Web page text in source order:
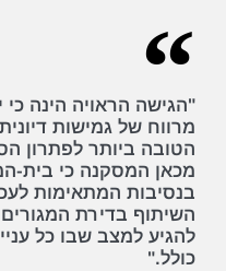
"הגישה הראויה הינה
מרווח של גמישות
הטובה ביותר לפתרון
מכאן המסקנה כי בית-
בנסיבות המתאימות
השיתוף בדירת המגורים
להגיע למצב שבו כל
כולל."